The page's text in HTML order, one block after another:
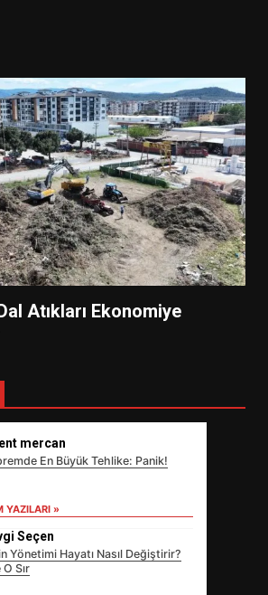
Atıkları Ekonomiye
mercan
En Büyük Tehlike: Panik!
YAZILARI »
Seçen
Yönetimi Hayatı Nasıl Değiştirir?
Sır